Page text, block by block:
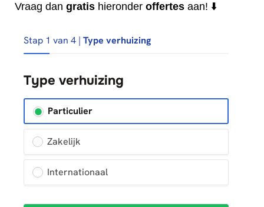
Vraag dan gratis hieronder offertes aan! ⬇️